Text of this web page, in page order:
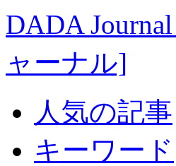
DADA
ャーナル]
人気の記事
キーワード